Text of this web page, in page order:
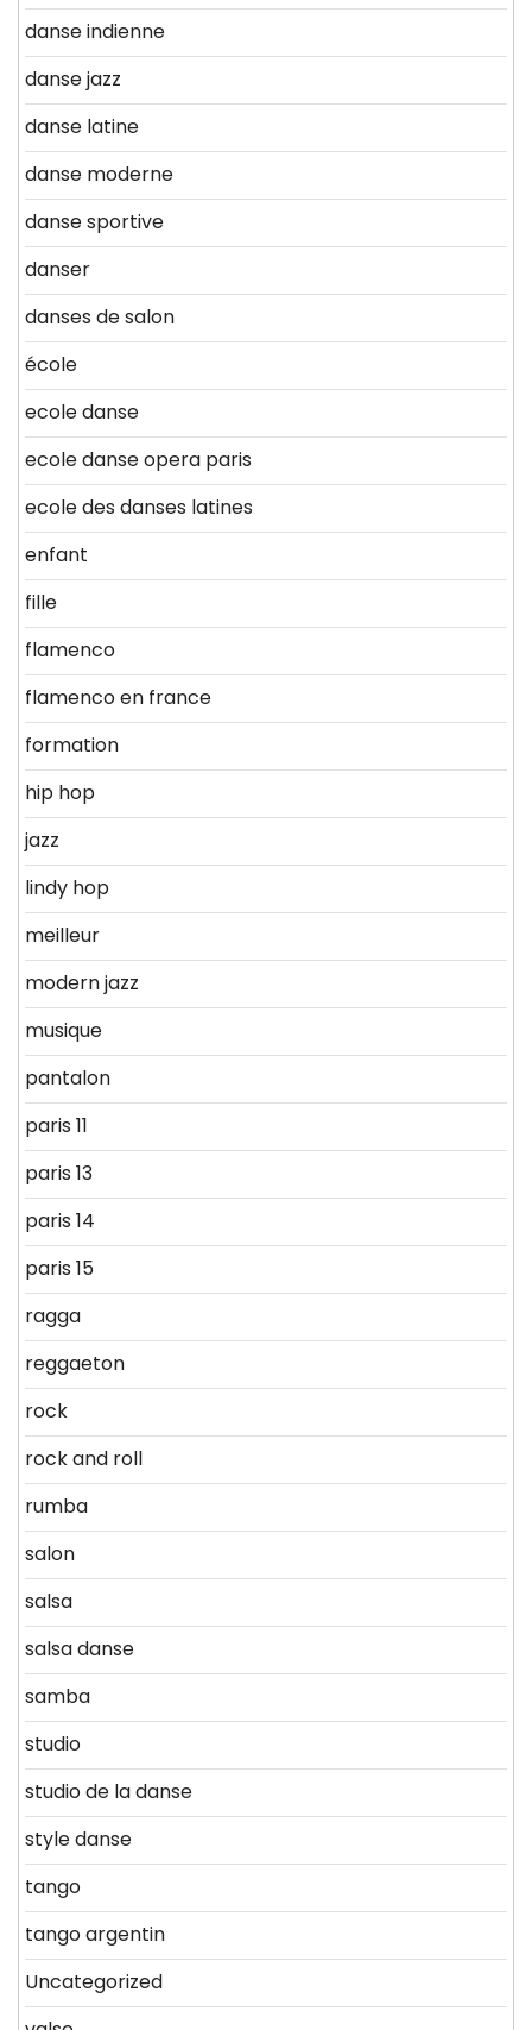
danse indienne
danse jazz
danse latine
danse moderne
danse sportive
danser
danses de salon
école
ecole danse
ecole danse opera paris
ecole des danses latines
enfant
fille
flamenco
flamenco en france
formation
hip hop
jazz
lindy hop
meilleur
modern jazz
musique
pantalon
paris 11
paris 13
paris 14
paris 15
ragga
reggaeton
rock
rock and roll
rumba
salon
salsa
salsa danse
samba
studio
studio de la danse
style danse
tango
tango argentin
Uncategorized